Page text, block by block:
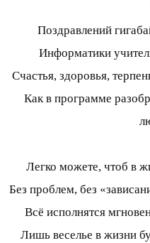
Поздравлений
Информатики
Счастья, здоровья,
Как в программе
Легко можете, чтоб в
Без проблем, без
Всё исполнятся
Лишь веселье в жизни